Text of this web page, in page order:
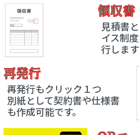
領収書
見積書
イス制
行します
再発行
再発行もクリック１つ
別紙として契約書や仕様書
も作成可能です。